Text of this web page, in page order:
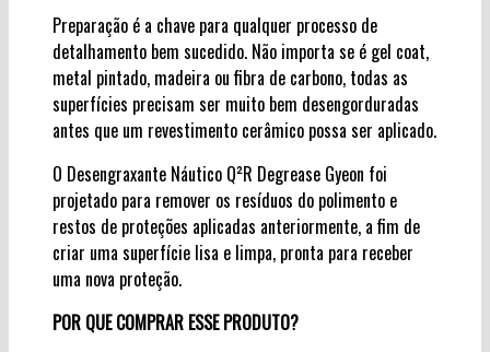
Preparação é a chave para qualquer processo de
detalhamento bem sucedido. Não importa se é gel coat,
metal pintado, madeira ou fibra de carbono, todas as
superfícies precisam ser muito bem desengorduradas
antes que um revestimento cerâmico possa ser aplicado.
O Desengraxante Náutico Q²R Degrease Gyeon foi
projetado para remover os resíduos do polimento e
restos de proteções aplicadas anteriormente, a fim de
criar uma superfície lisa e limpa, pronta para receber
uma nova proteção.
POR QUE COMPRAR ESSE PRODUTO?